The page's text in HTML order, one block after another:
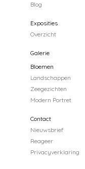
Blog
Exposities
Overzicht
Galerie
Bloemen
Landschappen
Zeegezichten
Modern Portret
Contact
Nieuwsbrief
Reageer
Privacyverklaring